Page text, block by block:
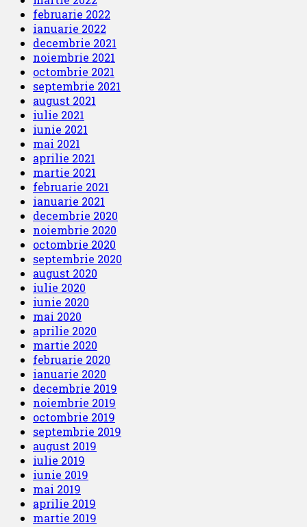
februarie 2022
ianuarie 2022
decembrie 2021
noiembrie 2021
octombrie 2021
septembrie 2021
august 2021
iulie 2021
iunie 2021
mai 2021
aprilie 2021
martie 2021
februarie 2021
ianuarie 2021
decembrie 2020
noiembrie 2020
octombrie 2020
septembrie 2020
august 2020
iulie 2020
iunie 2020
mai 2020
aprilie 2020
martie 2020
februarie 2020
ianuarie 2020
decembrie 2019
noiembrie 2019
octombrie 2019
septembrie 2019
august 2019
iulie 2019
iunie 2019
mai 2019
aprilie 2019
martie 2019